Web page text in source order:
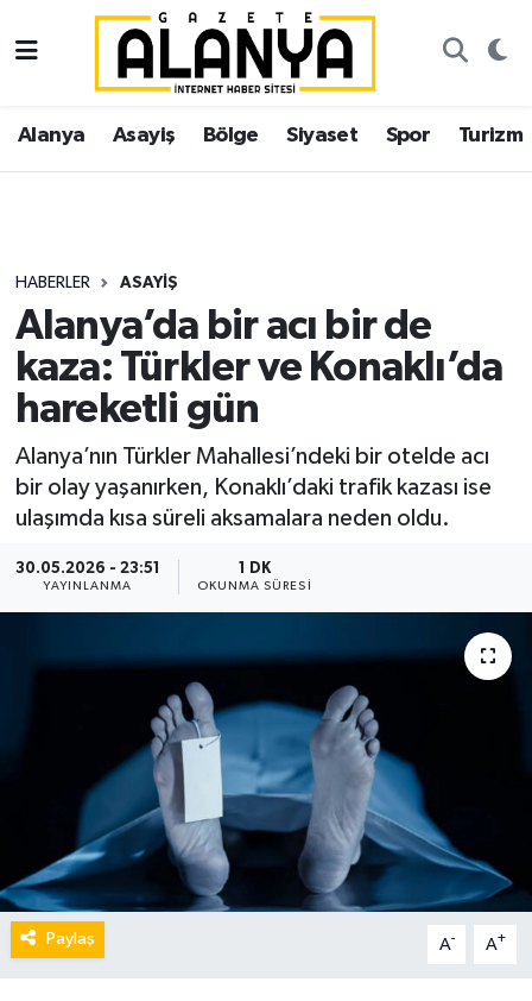
Alanya Asayiş Bölge Siyaset Spor Turizm
HABERLER ASAYIŞ
Alanya’da bir acı bir de
kaza: Türkler ve Konaklı’da
hareketli gün
Alanya’nın Türkler Mahallesi’ndeki bir otelde acı
bir olay yaşanırken, Konaklı’daki trafik kazası ise
ulaşımda kısa süreli aksamalara neden oldu.
30.05.2026 - 23:51
YAYINLANMA
1 DK
OKUNMA SÜRESI
Paylaş A- A+
Alanya
Asayiş
Siyaset
Spor
Turizm
Ekonomi
Gazipaşa
İstanbul Nöbetçi Eczaneler
İstanbul Hava Durumu
Süper Lig Puan Durumu ve Fikstür
Tüm Manşetler
Son Dakika Haberleri
Haber Arşivi